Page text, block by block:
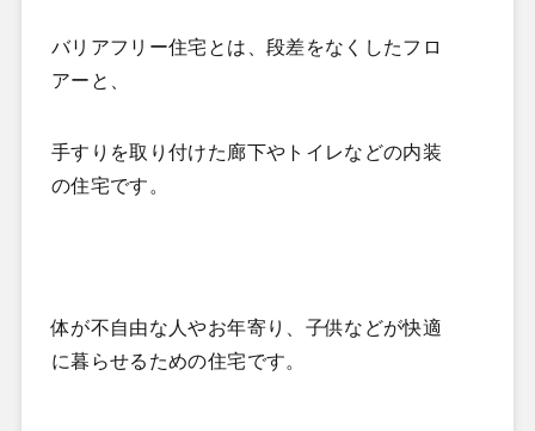
バリアフリー住宅とは、段差をなくしたフロ
アーと、
手すりを取り付けた廊下やトイレなどの内装
の住宅です。
体が不自由な人やお年寄り、子供などが快適
に暮らせるための住宅です。